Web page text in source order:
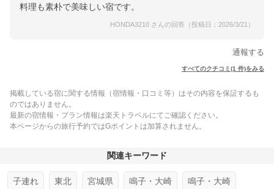
料理も素朴で美味しい宿です。
HONDA3210 さんの回答（投稿日：2026/3/21）
通報する
すべてのクチコミ(1 件)をみる
掲載している宿に関する情報（宿情報・口コミ等）はその内容を保証するも
のではありません。
最新の宿情報・プラン情報は楽天トラベルにてご確認ください。
本ページからの旅行予約ではGポイントは加算されません。
関連キーワード
子連れ 東北 宮城県 鳴子・大崎 鳴子・大崎